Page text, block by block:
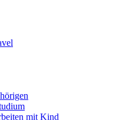
mit Kind